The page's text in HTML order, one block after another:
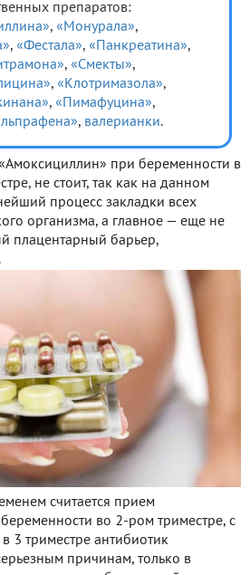
препаратов:
, «Монурала»,
, «Фестала», «Панкреатина»,
, «Смекты»,
, «Клотримазола»,
, «Пимафуцина»,
, валерианки.
при беременности в
не стоит, так как на данном
процесс закладки всех
организма, а главное — еще не
плацентарный барьер,
считается прием
во 2-ром триместре, с
3 триместре антибиотик
причинам, только в